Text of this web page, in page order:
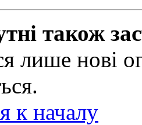
також
лише нові
к началу